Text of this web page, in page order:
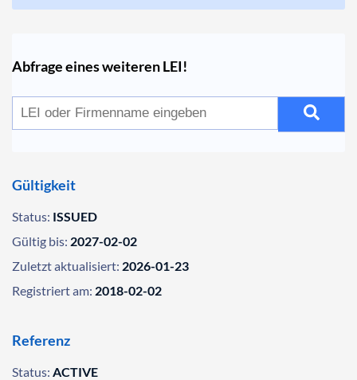
Abfrage eines weiteren LEI!
Gültigkeit
Status: ISSUED
Gültig bis: 2027-02-02
Zuletzt aktualisiert: 2026-01-23
Registriert am: 2018-02-02
Referenz
Status: ACTIVE